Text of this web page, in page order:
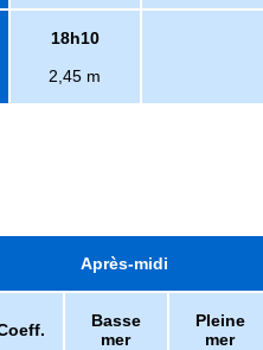
18h10
2,45 m
Après-midi
Basse
mer
Pleine
mer